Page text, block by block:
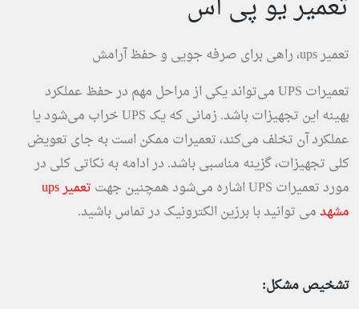
تعمیر ups، راهی برای صرفه جویی و حفظ آرامش
تعمیرات UPS می‌تواند یکی از مراحل مهم در حفظ عملکرد
بهینه این تجهیزات باشد. زمانی که یک UPS خراب می‌شود یا
عملکرد آن تخلف می‌کند، تعمیرات ممکن است به جای تعویض
کلی تجهیزات، گزینه مناسبی باشد. در ادامه به نکاتی کلی در
مورد تعمیرات UPS اشاره می‌شود همچنین جهت
تعمیر ups
مشهدمی توانید با برزین الکترونیک در تماس باشید.
تشخیص مشکل: